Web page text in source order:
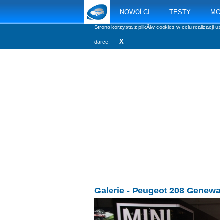
Strona korzysta z plikĂłw cookies w celu realizacji
darce. X
NOWOĹCI TESTY
Galerie - Peugeot 208